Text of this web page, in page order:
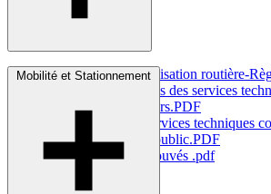
Plantations et Signalisation routière-
relatif aux prestations des services
profit des
demandeurs.PDF
nterventions des services techniques
maintien de l'ordre
public.PDF
Règlement objets trouvés .pdf
Mobilité et Stationnement